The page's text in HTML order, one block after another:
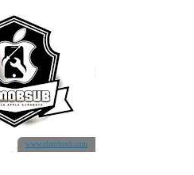
www.elmobsub.com